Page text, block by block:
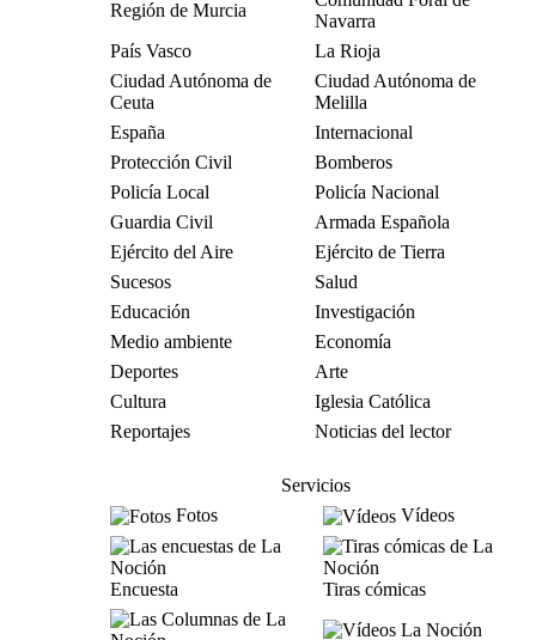
Región de Murcia
Navarra
País Vasco
La Rioja
Ciudad Autónoma de
Ceuta
Ciudad Autónoma de
Melilla
España
Internacional
Protección Civil
Bomberos
Policía Local
Policía Nacional
Guardia Civil
Armada Española
Ejército del Aire
Ejército de Tierra
Sucesos
Salud
Educación
Investigación
Medio ambiente
Economía
Deportes
Arte
Cultura
Iglesia Católica
Reportajes
Noticias del lector
Servicios
Fotos
Vídeos
Encuesta Tiras cómicas